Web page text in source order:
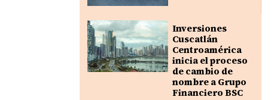
Inversiones
Cuscatlán
Centroamérica
inicia el proceso
de cambio de
nombre a Grupo
Financiero BSC